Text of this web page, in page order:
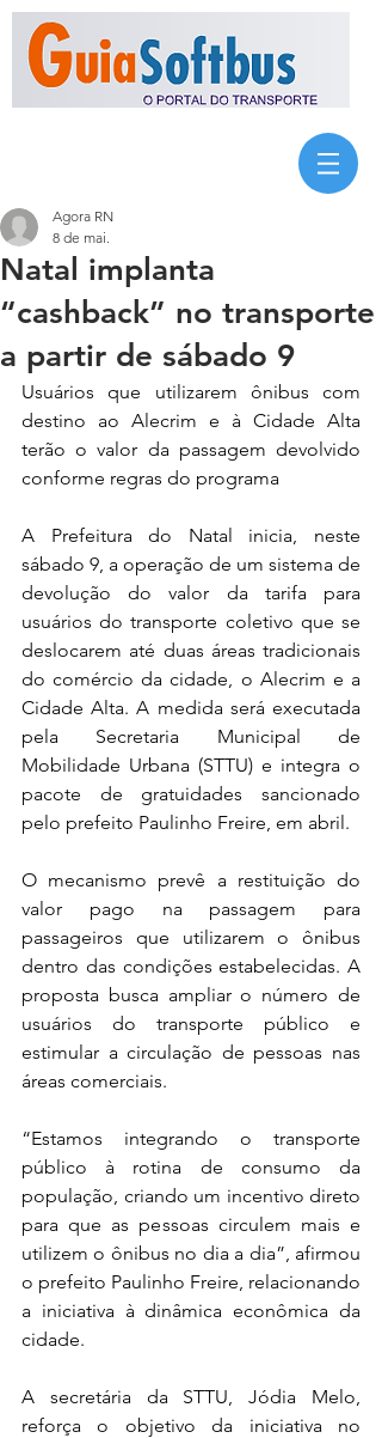
Natal implanta
“cashback” no transporte
a partir de sábado 9
Agora RN
8 de mai.
Usuários que utilizarem ônibus com
destino ao Alecrim e à Cidade Alta
terão o valor da passagem devolvido
conforme regras do programa
A Prefeitura do Natal inicia, neste
sábado 9, a operação de um sistema de
devolução do valor da tarifa para
usuários do transporte coletivo que se
deslocarem até duas áreas tradicionais
do comércio da cidade, o Alecrim e a
Cidade Alta. A medida será executada
pela Secretaria Municipal de
Mobilidade Urbana (STTU) e integra o
pacote de gratuidades sancionado
pelo prefeito Paulinho Freire, em abril.
O mecanismo prevê a restituição do
valor pago na passagem para
passageiros que utilizarem o ônibus
dentro das condições estabelecidas. A
proposta busca ampliar o número de
usuários do transporte público e
estimular a circulação de pessoas nas
áreas comerciais.
“Estamos integrando o transporte
público à rotina de consumo da
população, criando um incentivo direto
para que as pessoas circulem mais e
utilizem o ônibus no dia a dia”, afirmou
o prefeito Paulinho Freire, relacionando
a iniciativa à dinâmica econômica da
cidade.
A secretária da STTU, Jódia Melo,
reforça o objetivo da iniciativa no